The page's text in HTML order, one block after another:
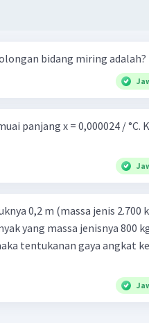
bidang miring adalah?
panjang x = 0,000024 / °C.
0,2 m (massa jenis 2.700
yang massa jenisnya 800
tentukanan gaya angkat